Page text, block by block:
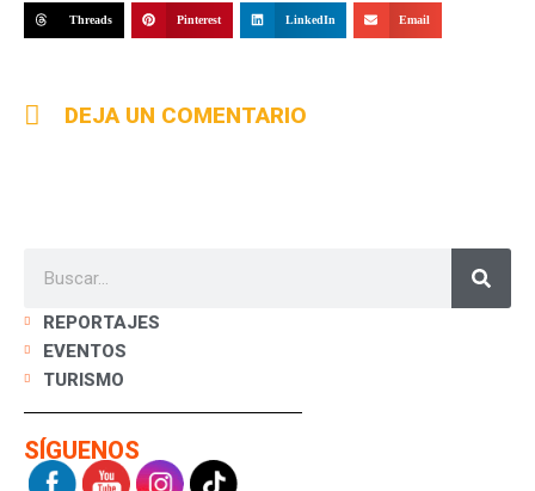
Threads Pinterest LinkedIn Email
DEJA UN COMENTARIO
REPORTAJES
EVENTOS
TURISMO
SÍGUENOS